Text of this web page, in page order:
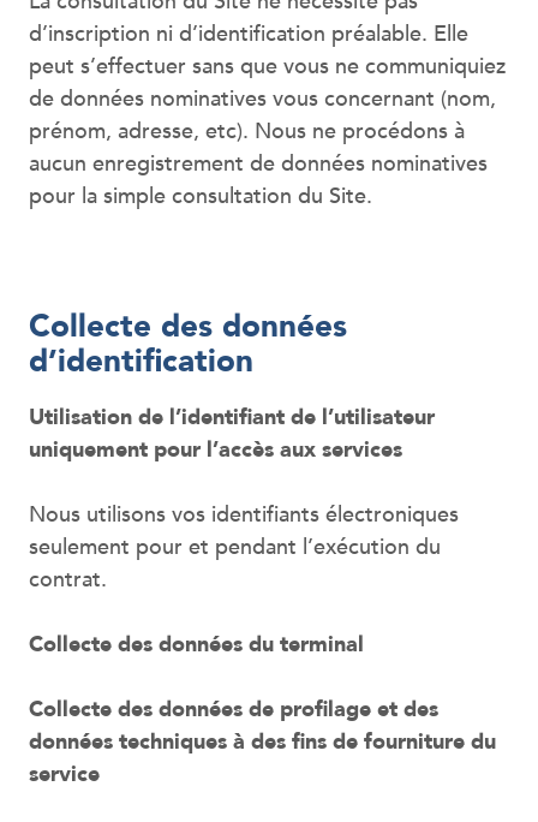
d’inscription ni d’identification préalable. Elle
peut s’effectuer sans que vous ne communiquiez
de données nominatives vous concernant (nom,
prénom, adresse, etc). Nous ne procédons à
aucun enregistrement de données nominatives
pour la simple consultation du Site.
Collecte des données
d’identification
Utilisation de l’identifiant de l’utilisateur
uniquement pour l’accès aux services
Nous utilisons vos identifiants électroniques
seulement pour et pendant l’exécution du
contrat.
Collecte des données du terminal
Collecte des données de profilage et des
données techniques à des fins de fourniture du
service